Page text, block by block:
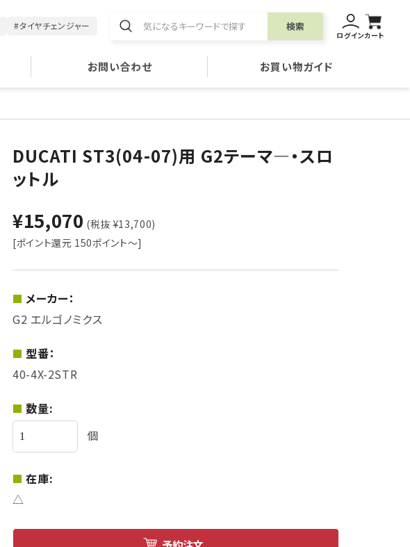
#タイヤチェンジャー 検索
ログインカート
お問い合わせ お買い物ガイド
DUCATI ST3(04-07)用 G2テーマ―・スロ
ットル
¥15,070 (税抜 ¥13,700)
[ポイント還元 150ポイント～]
メーカー：
G2 エルゴノミクス
型番：
40-4X-2STR
数量:
個
在庫:
△